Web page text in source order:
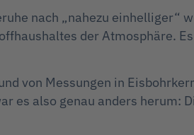
nach „nahezu einhelliger“
der Atmosphäre.
von Messungen in
es also genau anders herum: